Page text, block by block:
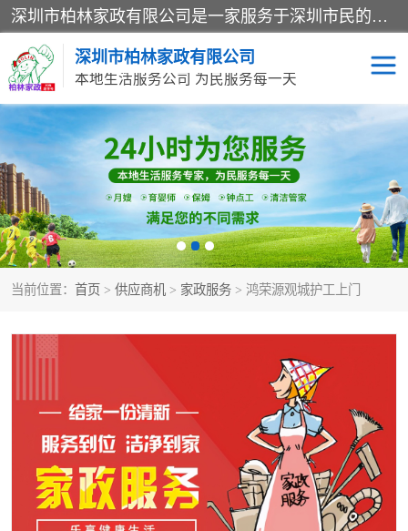
深圳市柏林家政有限公司是一家服务于深圳市民的专业家政公司。致力于为客户提供高质量、多维度的家庭服务，包括养老、母婴、月嫂育婴早教、康复理疗、家电清洗和保洁等方面的专业服务。
深圳市柏林家政有限公司
本地生活服务公司 为民服务每一天
当前位置： 首页 > 供应商机 > 家政服务 > 鸿荣源观城护工上门
家居保洁 护工月嫂
家庭保姆 家政服务